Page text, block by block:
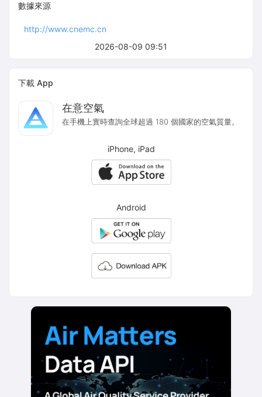
2026-08-09 09:51
數據來源
http://www.cnemc.cn
下載 App
在意空氣
在手機上實時查詢全球超過 180 個國家的空氣質量。
iPhone, iPad
Android